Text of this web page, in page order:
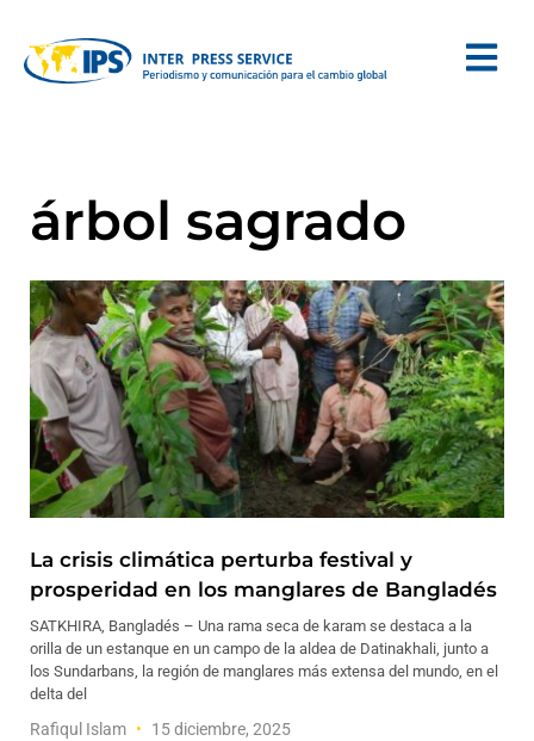
árbol sagrado
La crisis climática perturba festival y
prosperidad en los manglares de Bangladés
SATKHIRA, Bangladés – Una rama seca de karam se destaca a la
orilla de un estanque en un campo de la aldea de Datinakhali, junto a
los Sundarbans, la región de manglares más extensa del mundo, en el
delta del
Rafiqul Islam 15 diciembre, 2025